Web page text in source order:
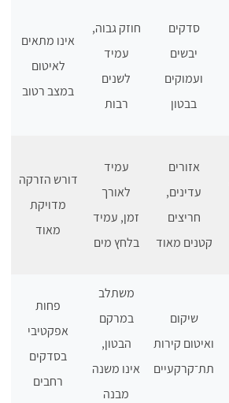
סדקים
יבשים
ועמוקים
בבטון
חוזק גבוה,
עמיד
לשנים
רבות
אינו מתאים
לאיטום
במצב רטוב
אזורים
עדינים,
חריצים
קטנים מאוד
עמיד
לאורך
זמן, עמיד
בלחץ מים
דורש הזרקה
מדויקת
מאוד
שיקום
ואיטום קירות
תת־קרקעיים
משתלב
במרקם
הבטון,
אינו משנה
מבנה
פחות
אפקטיבי
בסדקים
רחבים